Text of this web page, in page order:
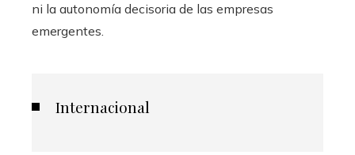
ni la autonomía decisoria de las empresas
emergentes.
Internacional